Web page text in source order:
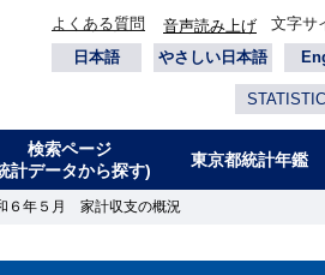
よくある質問 音声読み上げ 文字サ
日本語
やさしい日本語
検索ページ
計データから探す)
東京都統計年鑑
６年５月 家計収支の概況